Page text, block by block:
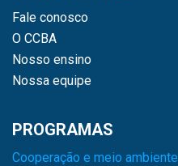
Fale conosco
O CCBA
Nosso ensino
Nossa equipe
PROGRAMAS
Cooperação e meio ambiente